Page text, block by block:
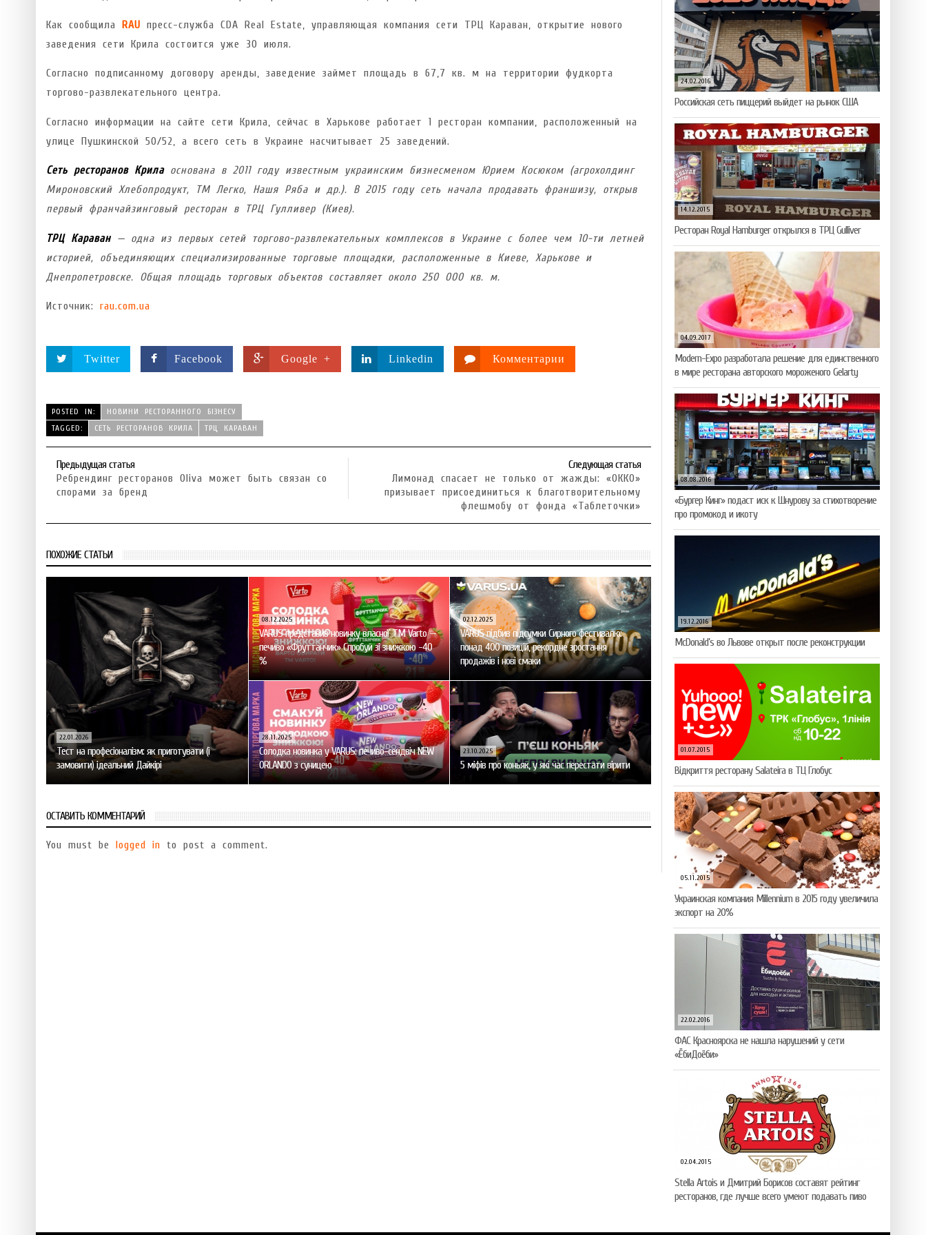
Как сообщила RAU пресс-служба CDA Real Estate, управляющая компания сети ТРЦ Караван, открытие нового
заведения сети Крила состоится уже 30 июля.
Согласно подписанному договору аренды, заведение займет площадь в 67,7 кв. м на территории фудкорта
торгово-развлекательного центра.
Согласно информации на сайте сети Крила, сейчас в Харькове работает 1 ресторан компании, расположенный на
улице Пушкинской 50/52, а всего сеть в Украине насчитывает 25 заведений.
Сеть ресторанов Крилаоснована в 2011 году известным украинским бизнесменом Юрием Косюком (агрохолдинг
Мироновский Хлебопродукт, ТМ Легко, Нашя Ряба и др.). В 2015 году сеть начала продавать франшизу, открыв
первый франчайзинговый ресторан в ТРЦ Гулливер (Киев).
ТРЦ Караван— одна из первых сетей торгово-развлекательных комплексов в Украине с более чем 10-ти летней
историей, объединяющих специализированные торговые площадки, расположенные в Киеве, Харькове и
Днепропетровске. Общая площадь торговых объектов составляет около 250 000 кв. м.
Источник: rau.com.ua
Twitter Facebook Google + Linkedin Комментарии
POSTED IN:
НОВИНИ РЕСТОРАННОГО БІЗНЕСУ
TAGGED:
СЕТЬ РЕСТОРАНОВ КРИЛА ТРЦ КАРАВАН
Предыдущая статья
Ребрендинг ресторанов Oliva может быть связан со
спорами за бренд
Следующая статья
Лимонад спасает не только от жажды: «ОККО»
призывает присоединиться к благотворительному
флешмобу от фонда «Таблеточки»
ПОХОЖИЕ СТАТЬИ
22.01.2026
Тест на професіоналізм: як приготувати (і
замовити) ідеальний Дайкірі
08.12.2025
VARUS представив новинку власної ТМ Varto —
печиво «Фруттанчик» Спробуй зі знижкою -40
%
02.12.2025
VARUS підбив підсумки Сирного фестивалю:
понад 400 позицій, рекордне зростання
продажів і нові смаки
28.11.2025
Солодка новинка у VARUS: печиво-сендвіч NEW
ORLANDO з суницею
23.10.2025
5 міфів про коньяк, у які час перестати вірити
ОСТАВИТЬ КОММЕНТАРИЙ
You must be logged in to post a comment.
24.02.2016
Российская сеть пиццерий выйдет на рынок США
14.12.2015
Ресторан Royal Hamburger открылся в ТРЦ Gulliver
04.09.2017
Modern-Expo разработала решение для единственного
в мире ресторана авторского мороженого Gelarty
08.08.2016
«Бургер Кинг» подаст иск к Шнурову за стихотворение
про промокод и икоту
19.12.2016
McDonald’s во Львове открыт после реконструкции
01.07.2015
Відкриття ресторану Salateirа в ТЦ Глобус
05.11.2015
Украинская компания Millennium в 2015 году увеличила
экспорт на 20%
22.02.2016
ФАС Красноярска не нашла нарушений у сети
«ЁбиДоёби»
02.04.2015
Stella Artois и Дмитрий Борисов составят рейтинг
ресторанов, где лучше всего умеют подавать пиво